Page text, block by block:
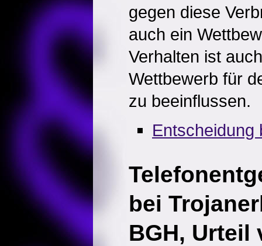
gegen diese
auch ein
Verhalten ist
Wettbewerb für
zu beeinflussen.
Entscheidung
bei
BGH, Urteil